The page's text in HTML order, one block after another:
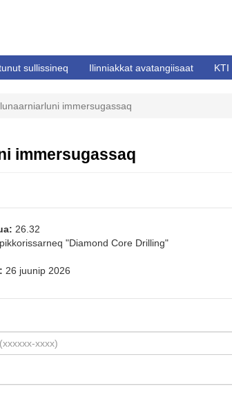
sullissineq Ilinniakkat avatangiisaat KTI
immersugassaq
immersugassaq
26.32
"Diamond Core Drilling"
26 juunip 2026